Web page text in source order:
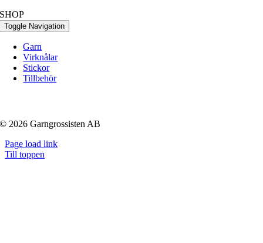
SHOP
Toggle Navigation
Garn
Virknålar
Stickor
Tillbehör
© 2026 Garngrossisten AB
Page load link
Till toppen